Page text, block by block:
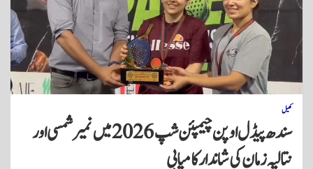
کھیل
سندھ پیڈل اوپن چیمپئن شپ 2026 میں نمیر شمسی اور
نتالیہ زمان کی شاندار کامیابی